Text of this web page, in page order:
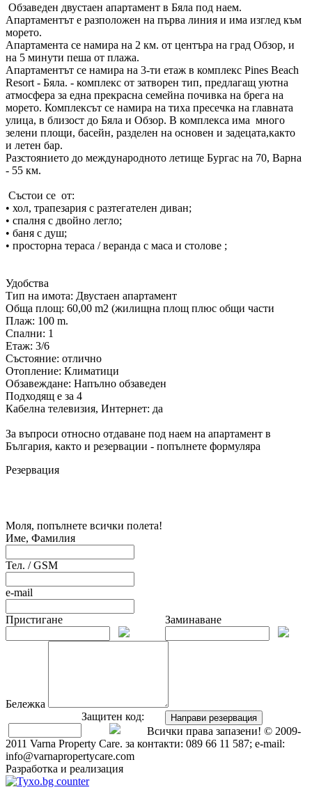
Обзаведен двустаен апартамент в Бяла под наем.
Апартаментът е разположен на първа линия и има изглед към
морето.
Апартамента се намира на 2 км. от центъра на град Обзор, и
на 5 минути пеша от плажа.
Апартаментът се намира на 3-ти етаж в комплекс Pines Beach
Resort - Бяла. - комплекс от затворен тип, предлагащ уютна
атмосфера за една прекрасна семейна почивка на брега на
морето. Комплексът се намира на тиха пресечка на главната
улица, в близост до Бяла и Обзор. В комплекса има много
зелени площи, басейн, разделен на основен и задецата,както
и летен бар.
Разстоянието до международното летище Бургас на 70, Варна
- 55 км.
Състои се от:
• хол, трапезария с разтегателен диван;
• спалня с двойно легло;
• баня с душ;
• просторна тераса / веранда с маса и столове ;
Удобства
Тип на имота: Двустаен апартамент
Обща площ: 60,00 m2 (жилищна площ плюс общи части
Плаж: 100 m.
Спални: 1
Етаж: 3/6
Състояние: отлично
Отопление: Климатици
Обзавеждане: Напълно обзаведен
Подходящ е за 4
Кабелна телевизия, Интернет: да
За въпроси относно отдаване под наем на апартамент в
България, както и резервации - попълнете формуляра
Резервация
Моля, попълнете всички полета!
Име, Фамилия
Тел. / GSM
e-mail
Пристигане Заминаване
Бележка
Защитен код:
Направи резервация
Всички права запазени! © 2009-
2011 Varna Property Care. за контакти: 089 66 11 587; e-mail:
info@varnapropertycare.com
Разработка и реализация